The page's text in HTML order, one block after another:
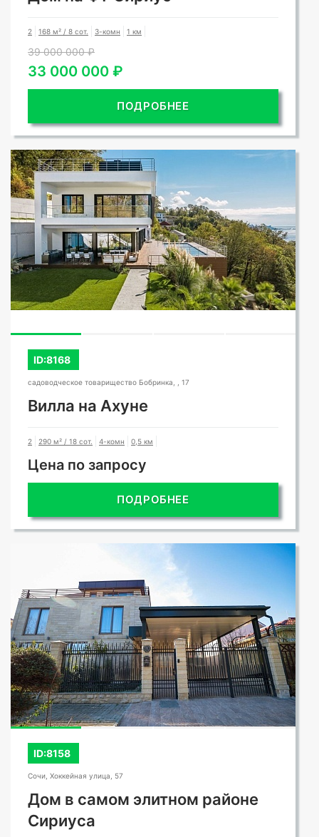
2 168 м² / 8 сот. 3-комн 1 км
39 000 000 ₽
33 000 000 ₽
ПОДРОБНЕЕ
ID:8168
садоводческое товарищество Бобринка, , 17
Вилла на Ахуне
2 290 м² / 18 сот. 4-комн 0,5 км
Цена по запросу
ПОДРОБНЕЕ
ID:8158
Сочи, Хоккейная улица, 57
Дом в самом элитном районе
Сириуса